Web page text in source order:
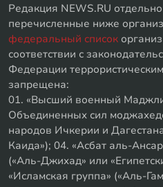
Редакция NEWS.RU
перечисленные ниже
федеральный список
соответствии с
Федерации
запрещена:
01. «Высший военный
Объединенных сил
народов Ичкерии и
Каида»); 04. «Асбат аль-
(«Аль-Джихад» или
«Исламская группа» («Аль-